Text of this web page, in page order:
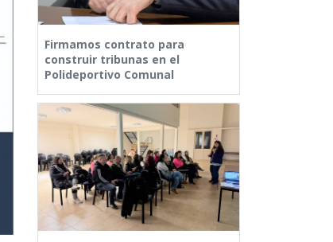
Firmamos contrato para
construir tribunas en el
Polideportivo Comunal